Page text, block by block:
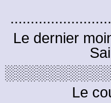
Le dernier
Le